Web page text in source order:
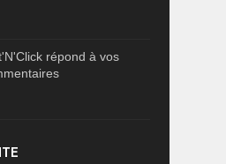
répond à vos